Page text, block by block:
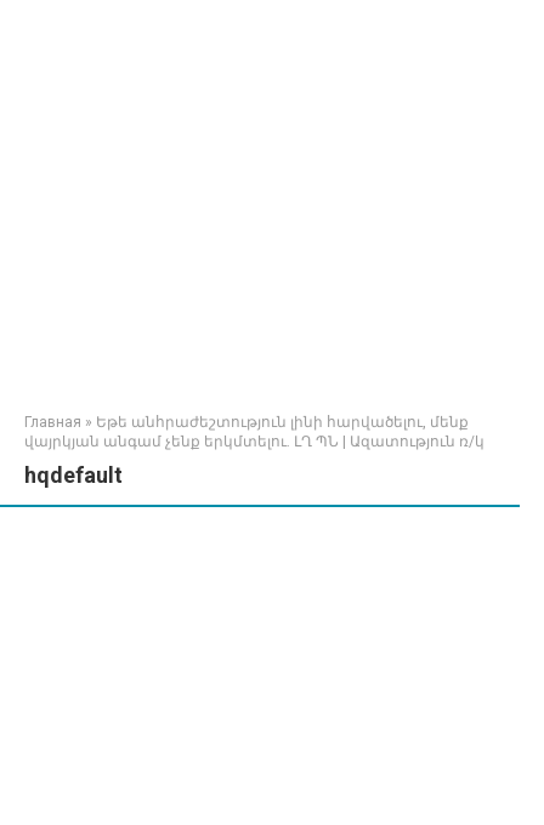
Главная » Եթե անհրաժեշտություն լինի հարվածելու, մենք
վայրկյան անգամ չենք երկմտելու. ԼՂ ՊՆ | Ազատություն ռ/կ
hqdefault